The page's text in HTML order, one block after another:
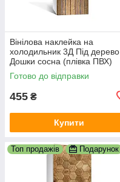
Вінілова наклейка на
холодильник 3Д Під дерево
Дошки сосна (плівка ПВХ)
600х1800 мм Текстури
Коричневий
Готово до відправки
455 ₴
Купити
Топ продажів Подарунок